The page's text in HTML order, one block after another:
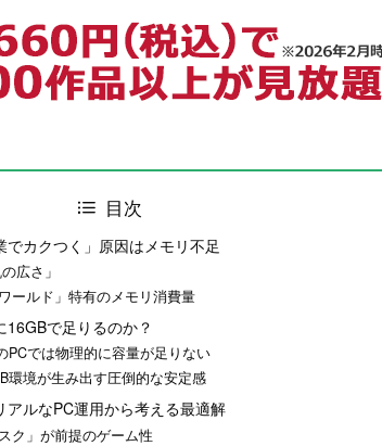
目次
でカクつく」原因はメモリ不足
広さ」
ールド」特有のメモリ消費量
16GBで足りるのか？
PCでは物理的に容量が足りない
環境が生み出す圧倒的な安定感
アルなPC運用から考える最適解
ク」が前提のゲーム性